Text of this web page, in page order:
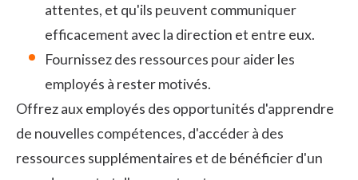
attentes, et qu'ils peuvent communiquer
efficacement avec la direction et entre eux.
Fournissez des ressources pour aider les
employés à rester motivés.
Offrez aux employés des opportunités d'apprendre
de nouvelles compétences, d'accéder à des
ressources supplémentaires et de bénéficier d'un